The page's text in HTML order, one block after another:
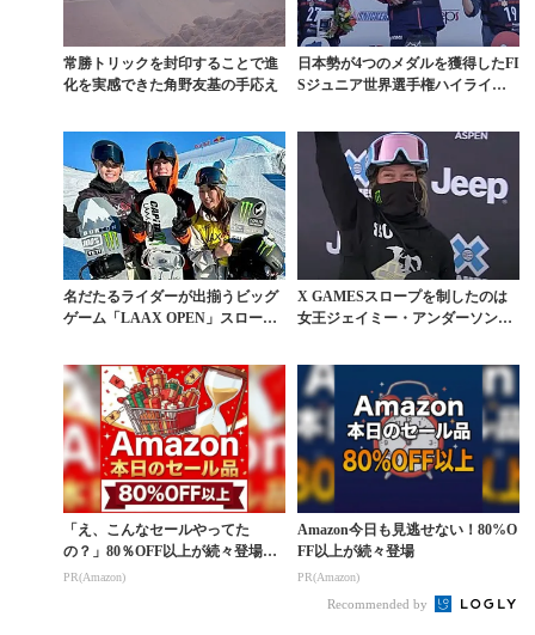
常勝トリックを封印することで進
化を実感できた角野友基の手応え
日本勢が4つのメダルを獲得したFI
Sジュニア世界選手権ハイライト
名だたるライダーが出揃うビッグ
ゲーム「LAAX OPEN」スロープ
X GAMESスロープを制したのは
女王ジェイミー・アンダーソン。
「え、こんなセールやってた
の？」80％OFF以上が続々登場！
Amazonの本気が...
PR(Amazon)
Amazon今日も見逃せない！80%O
FF以上が続々登場
PR(Amazon)
Recommended by